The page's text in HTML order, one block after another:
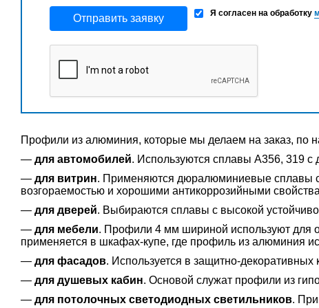
Отправить заявку Я согласен на обработку
Профили из алюминия, которые мы делаем на заказ, по
— для автомобилей. Используются сплавы А356, 319
— для витрин. Применяются дюралюминиевые сплавы
возгораемостью и хорошими антикоррозийными
— для дверей. Выбираются сплавы с высокой
— для мебели. Профили 4 мм шириной используют для
применяется в шкафах-купе, где профиль из алюминия
— для фасадов. Используется в защитно-
— для душевых кабин. Основой служат профили из
— для потолочных светодиодных светильников.